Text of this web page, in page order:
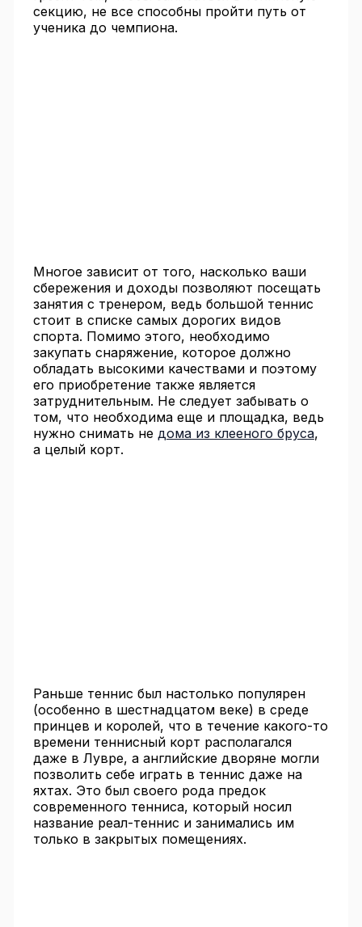
секцию, не все способны пройти путь от
ученика до чемпиона.
Многое зависит от того, насколько ваши
сбережения и доходы позволяют посещать
занятия с тренером, ведь большой теннис
стоит в списке самых дорогих видов
спорта. Помимо этого, необходимо
закупать снаряжение, которое должно
обладать высокими качествами и поэтому
его приобретение также является
затруднительным. Не следует забывать о
том, что необходима еще и площадка, ведь
нужно снимать не дома из клееного бруса,
а целый корт.
Раньше теннис был настолько популярен
(особенно в шестнадцатом веке) в среде
принцев и королей, что в течение какого-то
времени теннисный корт располагался
даже в Лувре, а английские дворяне могли
позволить себе играть в теннис даже на
яхтах. Это был своего рода предок
современного тенниса, который носил
название реал-теннис и занимались им
только в закрытых помещениях.